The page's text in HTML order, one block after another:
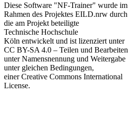
Diese Software "NF-Trainer" wurde im
Rahmen des Projektes EILD.nrw durch
die am Projekt b​eteiligte
Technische Hochschule
Köln entwickelt und ist lizenziert unter
CC BY-SA 4.0 – Teilen und Bearbeiten
unter Namensnennung und Weitergabe
unter gleichen Bedingungen,
einer Creative Commons International
License.